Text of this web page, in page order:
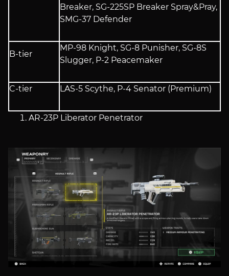
Breaker, SG-225SP Breaker Spray&Pray,
SMG-37 Defender
B-tier
MP-98 Knight, SG-8 Punisher, SG-8S
Slugger, P-2 Peacemaker
C-tier LAS-5 Scythe, P-4 Senator (Premium)
AR-23P Liberator Penetrator